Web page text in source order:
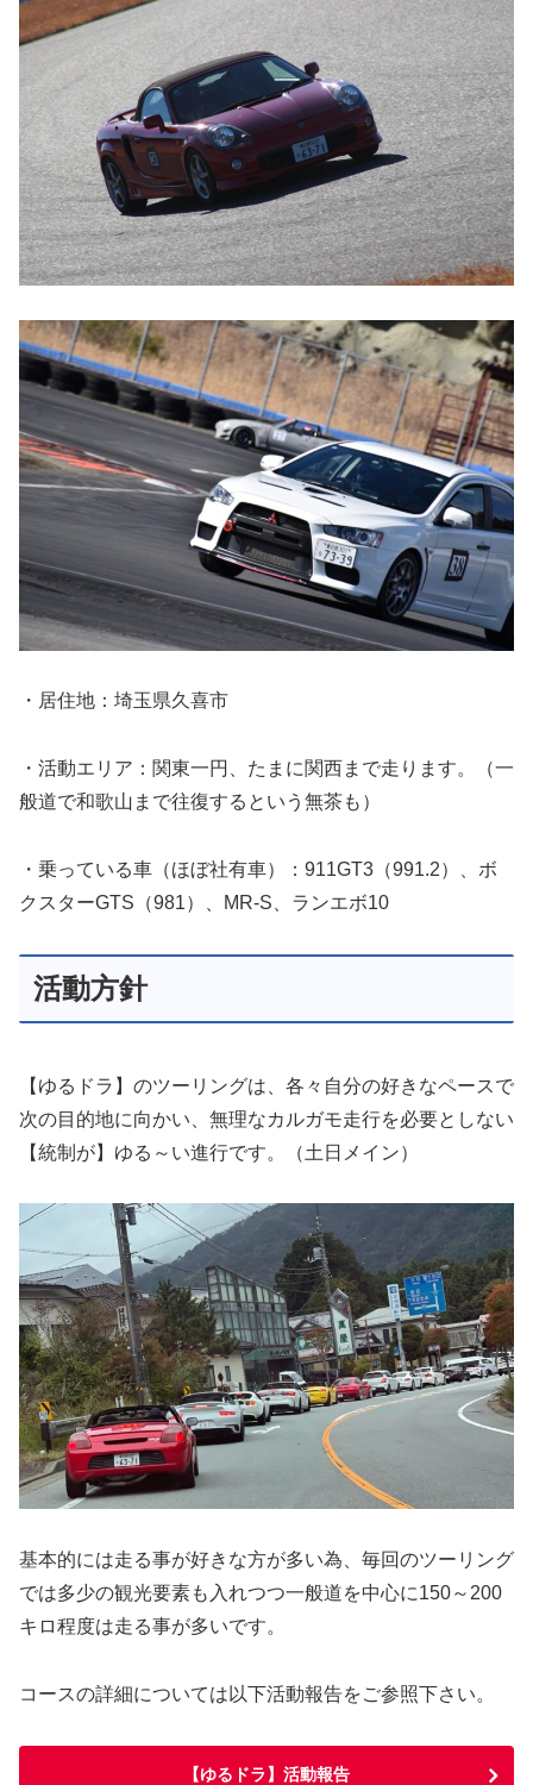
・居住地：埼玉県久喜市
・活動エリア：関東一円、たまに関西まで走ります。（一
般道で和歌山まで往復するという無茶も）
・乗っている車（ほぼ社有車）：911GT3（991.2）、ボ
クスターGTS（981）、MR-S、ランエボ10
活動方針
【ゆるドラ】のツーリングは、各々自分の好きなペースで
次の目的地に向かい、無理なカルガモ走行を必要としない
【統制が】ゆる～い進行です。（土日メイン）
基本的には走る事が好きな方が多い為、毎回のツーリング
では多少の観光要素も入れつつ一般道を中心に150～200
キロ程度は走る事が多いです。
コースの詳細については以下活動報告をご参照下さい。
【ゆるドラ】活動報告